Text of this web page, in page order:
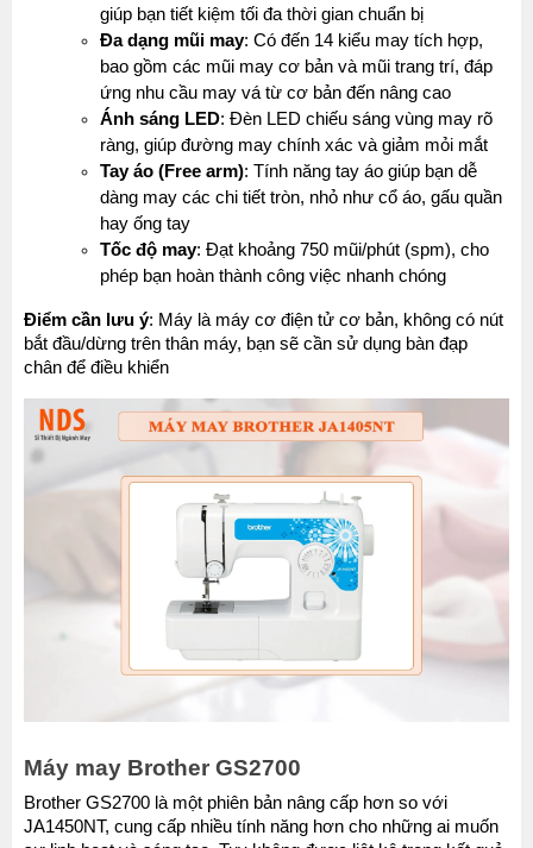
giúp bạn tiết kiệm tối đa thời gian chuẩn bị
Đa dạng mũi may: Có đến 14 kiểu may tích hợp,
bao gồm các mũi may cơ bản và mũi trang trí, đáp
ứng nhu cầu may vá từ cơ bản đến nâng cao
Ánh sáng LED: Đèn LED chiếu sáng vùng may rõ
ràng, giúp đường may chính xác và giảm mỏi mắt
Tay áo (Free arm): Tính năng tay áo giúp bạn dễ
dàng may các chi tiết tròn, nhỏ như cổ áo, gấu quần
hay ống tay
Tốc độ may: Đạt khoảng 750 mũi/phút (spm), cho
phép bạn hoàn thành công việc nhanh chóng
Điểm cần lưu ý: Máy là máy cơ điện tử cơ bản, không có nút
bắt đầu/dừng trên thân máy, bạn sẽ cần sử dụng bàn đạp
chân để điều khiển
Máy may Brother GS2700
Brother GS2700 là một phiên bản nâng cấp hơn so với
JA1450NT, cung cấp nhiều tính năng hơn cho những ai muốn